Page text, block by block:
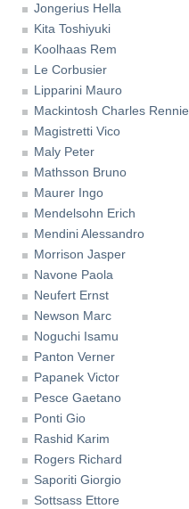
Jongerius Hella
Kita Toshiyuki
Koolhaas Rem
Le Corbusier
Lipparini Mauro
Mackintosh Charles Rennie
Magistretti Vico
Maly Peter
Mathsson Bruno
Maurer Ingo
Mendelsohn Erich
Mendini Alessandro
Morrison Jasper
Navone Paola
Neufert Ernst
Newson Marc
Noguchi Isamu
Panton Verner
Papanek Victor
Pesce Gaetano
Ponti Gio
Rashid Karim
Rogers Richard
Saporiti Giorgio
Sottsass Ettore